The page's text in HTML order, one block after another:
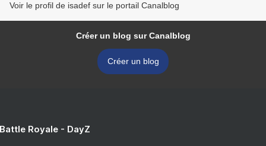
Voir le profil de isadef sur le portail Canalblog
Créer un blog sur Canalblog
Créer un blog
Royale - DayZ